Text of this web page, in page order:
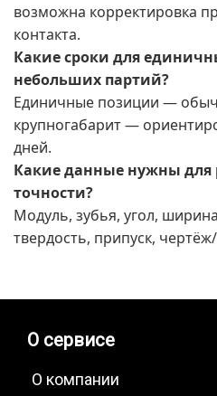
возможна корректировка
контакта.
Какие сроки для
небольших партий?
Единичные позиции —
крупногабарит —
дней.
Какие данные нужны для
точности?
Модуль, зубья, угол,
твердость, припуск,
О сервисе
О компании